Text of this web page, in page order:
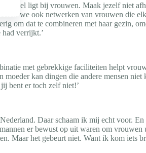
sleutel ligt bij vrouwen. Maak jezelf niet
we ook netwerken van vrouwen die
om dat te combineren met haar gezin,
verrijkt.’
met gebrekkige faciliteiten helpt
kan dingen die andere mensen niet
bent er toch zelf niet!’
Daar schaam ik mij echt voor.
er bewust op uit waren om
Maar het gebeurt niet. Want ik kom iets